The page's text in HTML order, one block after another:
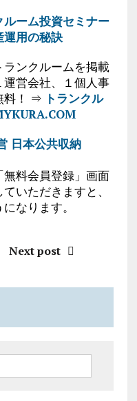
ルーム投資セミナー
運用の秘訣
ンクルームを掲載
営会社、１個人事
料！ ⇒ トランクル
日本公共収納
料会員登録」画面
いただきますと、
なります。
Next post